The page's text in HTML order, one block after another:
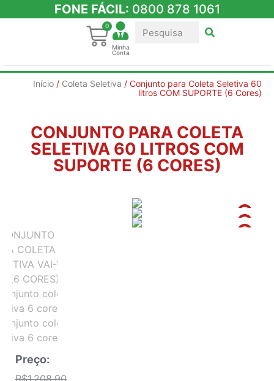
FONE FÁCIL: 0800 878 1061
0
Minha
Conta
Início / Coleta Seletiva / Conjunto para Coleta Seletiva 60
litros COM SUPORTE (6 Cores)
CONJUNTO PARA COLETA
SELETIVA 60 LITROS COM
SUPORTE (6 CORES)
Preço:
R$1.208,90